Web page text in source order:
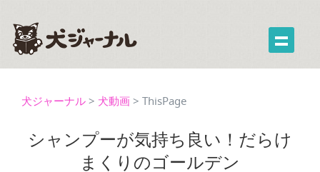
犬ジャーナル > 犬動画 > ThisPage
シャンプーが気持ち良い！だらけ
まくりのゴールデン